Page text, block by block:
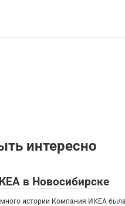
интересно
в Новосибирске
истории Компания ИКЕА